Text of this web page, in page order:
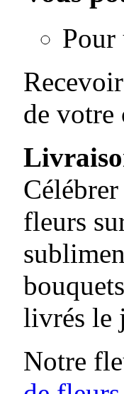
Pour
de votre
fleurs
livrés le
Notre